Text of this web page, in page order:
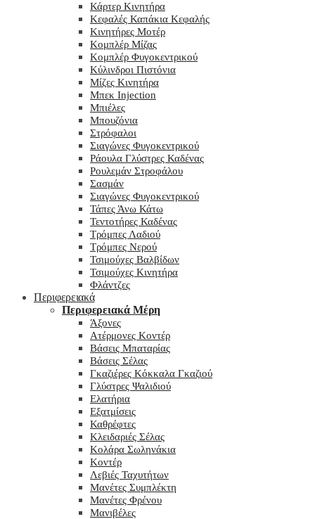
Κάρτερ Κινητήρα
Κεφαλές Καπάκια Κεφαλής
Κινητήρες Μοτέρ
Κομπλέρ Μίζας
Κομπλέρ Φυγοκεντρικού
Κύλινδροι Πιστόνια
Μίζες Κινητήρα
Μπεκ Injection
Μπιέλες
Μπουζόνια
Στρόφαλοι
Σιαγώνες Φυγοκεντρικού
Ράουλα Γλύστρες Καδένας
Ρουλεμάν Στροφάλου
Σασμάν
Σιαγώνες Φυγοκεντρικού
Τάπες Άνω Κάτω
Τεντοτήρες Καδένας
Τρόμπες Λαδιού
Τρόμπες Νερού
Τσιμούχες Βαλβίδων
Τσιμούχες Κινητήρα
Φλάντζες
Περιφερειακά
Περιφερειακά Μέρη
Άξονες
Ατέρμονες Κοντέρ
Βάσεις Μπαταρίας
Βάσεις Σέλας
Γκαζιέρες Κόκκαλα Γκαζιού
Γλύστρες Ψαλιδιού
Ελατήρια
Εξατμίσεις
Καθρέφτες
Κλειδαριές Σέλας
Κολάρα Σωληνάκια
Κοντέρ
Λεβιές Ταχυτήτων
Μανέτες Συμπλέκτη
Μανέτες Φρένου
Μανιβέλες